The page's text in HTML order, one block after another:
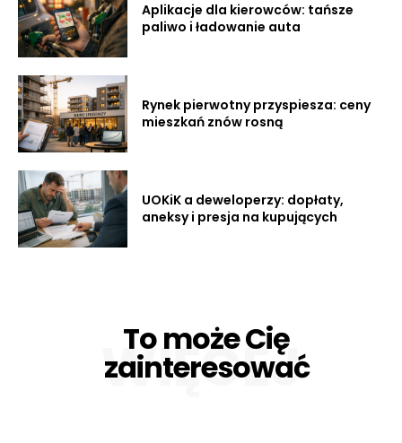
Aplikacje dla kierowców: tańsze
paliwo i ładowanie auta
Rynek pierwotny przyspiesza: ceny
mieszkań znów rosną
UOKiK a deweloperzy: dopłaty,
aneksy i presja na kupujących
To może Cię
zainteresować
WIĘCEJ